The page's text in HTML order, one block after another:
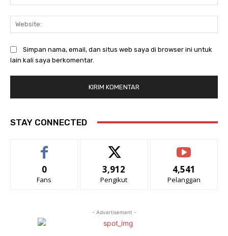
Simpan nama, email, dan situs web saya di browser ini untuk
lain kali saya berkomentar.
STAY CONNECTED
0
Fans
3,912
Pengikut
4,541
Pelanggan
- Advertisement -